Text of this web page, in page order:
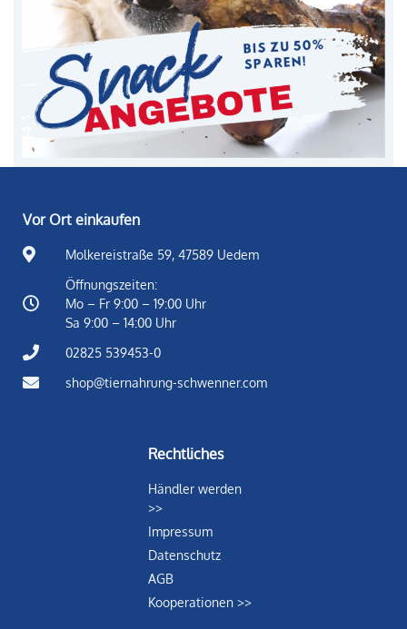
Vor Ort einkaufen
Molkereistraße 59, 47589 Uedem
Öffnungszeiten:
Mo – Fr 9:00 – 19:00 Uhr
Sa 9:00 – 14:00 Uhr
02825 539453-0
shop@tiernahrung-schwenner.com
Rechtliches
Händler werden
>>
Impressum
Datenschutz
AGB
Kooperationen >>